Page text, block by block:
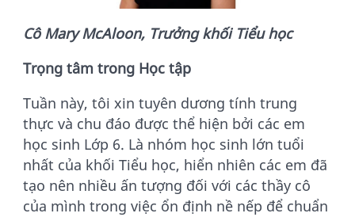
Cô Mary McAloon, Trưởng khối Tiểu học
Trọng tâm trong Học tập
Tuần này, tôi xin tuyên dương tính trung
thực và chu đáo được thể hiện bởi các em
học sinh Lớp 6. Là nhóm học sinh lớn tuổi
nhất của khối Tiểu học, hiển nhiên các em đã
tạo nên nhiều ấn tượng đối với các thầy cô
của mình trong việc ổn định nề nếp để chuẩn